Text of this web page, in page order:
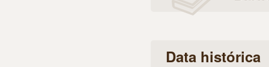
Data histórica